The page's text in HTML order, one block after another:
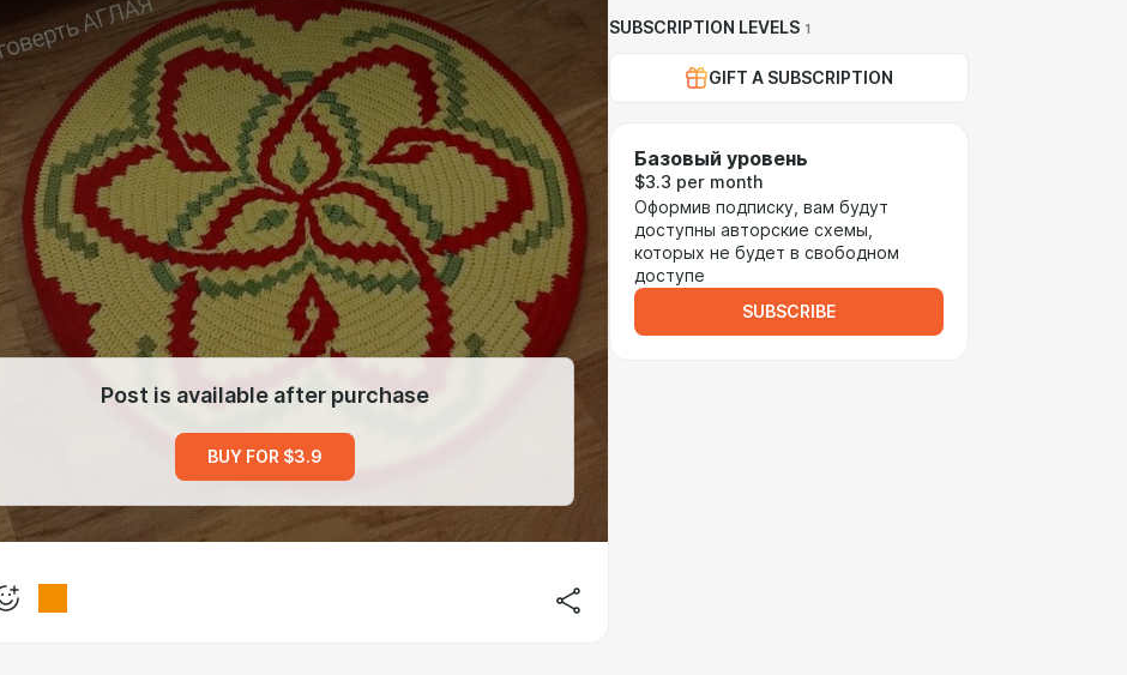
Post is available after purchase
BUY FOR $3.9
SUBSCRIPTION LEVELS 1
GIFT A SUBSCRIPTION
Базовый уровень
$3.3 per month
Оформив подписку, вам будут
доступны авторские схемы,
которых не будет в свободном
доступе
SUBSCRIBE